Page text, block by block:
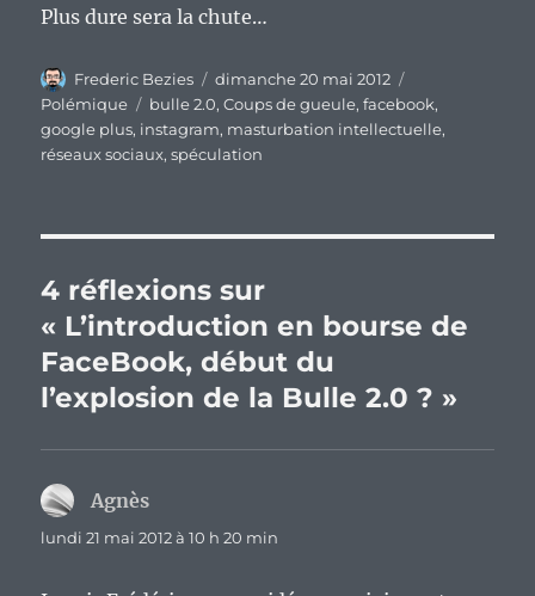
Plus dure sera la chute…
Auteur
Frederic Bezies
Publié
le
dimanche 20 mai 2012
Polémique
Étiquettes
bulle 2.0,Coups de gueule,facebook,
google plus, instagram, masturbation intellectuelle,
réseaux sociaux,spéculation
4 réflexions sur
« L’introduction en bourse de
FaceBook, début du
l’explosion de la Bulle 2.0 ? »
Agnès
lundi 21 mai 2012 à 10 h 20 min